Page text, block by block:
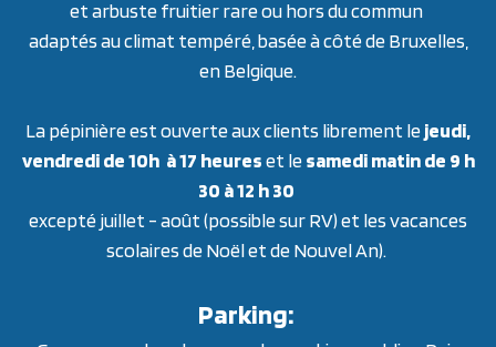
et arbuste fruitier rare ou hors du commun
adaptés au climat tempéré, basée à côté de Bruxelles,
en Belgique.
La pépinière est ouverte aux clients librement lejeudi,
vendredi de 10h à 17 heureset lesamedi matin de 9 h
30 à 12 h 30
excepté juillet - août (possible sur RV) et les vacances
scolaires de Noël et de Nouvel An).
Parking: